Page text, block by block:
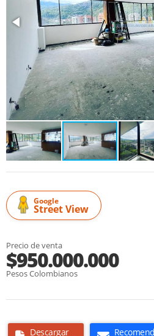
Google
Street View
Precio de venta
$950.000.000
Pesos Colombianos
Descargar